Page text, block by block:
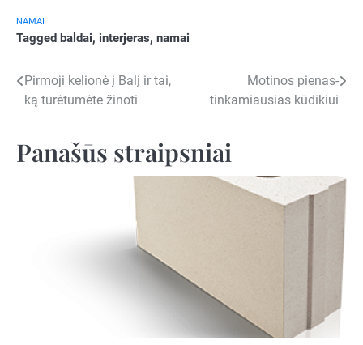
NAMAI
Tagged baldai, interjeras, namai
Navigacija
tarp
įrašų
Pirmoji kelionė į Balį ir tai,
ką turėtumėte žinoti
Motinos pienas-
tinkamiausias kūdikiui
Panašūs straipsniai